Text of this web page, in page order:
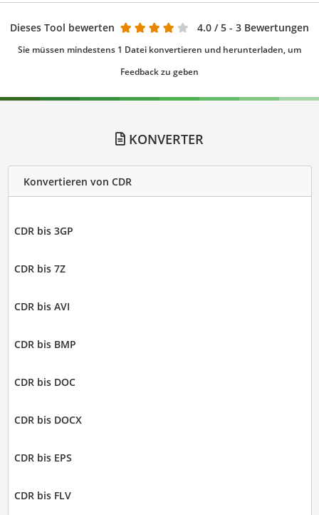
Dieses Tool bewerten 4.0 / 5 - 3 Bewertungen
Sie müssen mindestens 1 Datei konvertieren und herunterladen, um
Feedback zu geben
KONVERTER
Konvertieren von CDR
CDR bis 3GP
CDR bis 7Z
CDR bis AVI
CDR bis BMP
CDR bis DOC
CDR bis DOCX
CDR bis EPS
CDR bis FLV